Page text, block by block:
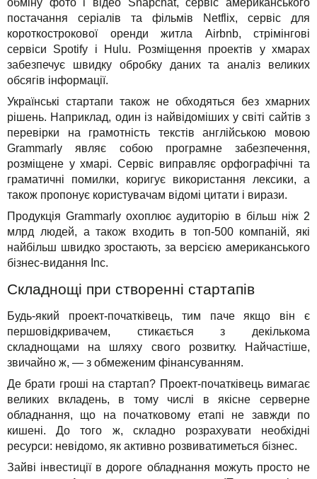
постачання серіалів та фільмів Netflix, сервіс для
короткострокової оренди житла Airbnb, стрімінгові
сервіси Spotify і Hulu. Розміщення проектів у хмарах
забезпечує швидку обробку даних та аналіз великих
обсягів інформації.
Українські стартапи також не обходяться без хмарних
рішень. Наприклад, один із найвідоміших у світі сайтів з
перевірки на грамотність текстів англійською мовою
Grammarly являє собою програмне забезпечення,
розміщене у хмарі. Сервіс виправляє орфографічні та
граматичні помилки, коригує використання лексики, а
також пропонує користувачам відомі цитати і вирази.
Продукція Grammarly охоплює аудиторію в більш ніж 2
млрд людей, а також входить в топ-500 компаній, які
найбільш швидко зростають, за версією американського
бізнес-видання Inc.
Складнощі при створенні стартапів
Будь-який проект-початківець, тим паче якщо він є
першовідкривачем, стикається з декількома
складнощами на шляху свого розвитку. Найчастіше,
звичайно ж, — з обмеженим фінансуванням.
Де брати гроші на стартап? Проект-початківець вимагає
великих вкладень, в тому числі в якісне серверне
обладнання, що на початковому етапі не завжди по
кишені. До того ж, складно розрахувати необхідні
ресурси: невідомо, як активно розвиватиметься бізнес.
Зайві інвестиції в дороге обладнання можуть просто не